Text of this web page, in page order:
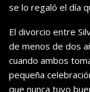
se lo regaló el día
El divorcio entre
de menos de dos
cuando ambos
pequeña
que nunca tuvo